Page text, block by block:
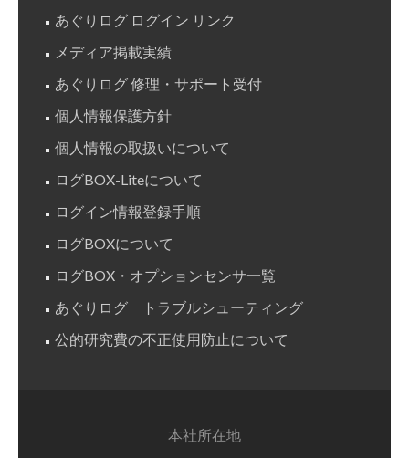
あぐりログ ログイン リンク
メディア掲載実績
あぐりログ 修理・サポート受付
個人情報保護方針
個人情報の取扱いについて
ログBOX-Liteについて
ログイン情報登録手順
ログBOXについて
ログBOX・オプションセンサ一覧
あぐりログ トラブルシューティング
公的研究費の不正使用防止について
本社所在地